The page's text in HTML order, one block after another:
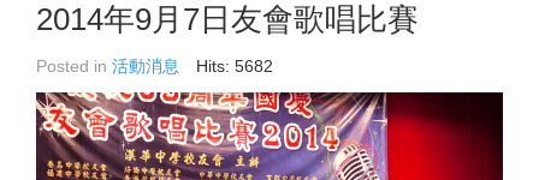
2014年9月7日友會歌唱比賽
Posted in 活動消息 Hits: 5682